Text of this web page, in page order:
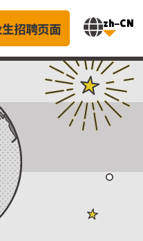
招聘页面 zh-CN